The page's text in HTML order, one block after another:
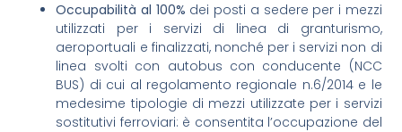
Occupabilità al 100% dei posti a sedere per i mezzi
utilizzati per i servizi di linea di granturismo,
aeroportuali e finalizzati, nonché per i servizi non di
linea svolti con autobus con conducente (NCC
BUS) di cui al regolamento regionale n.6/2014 e le
medesime tipologie di mezzi utilizzate per i servizi
sostitutivi ferroviari: è consentita l’occupazione del